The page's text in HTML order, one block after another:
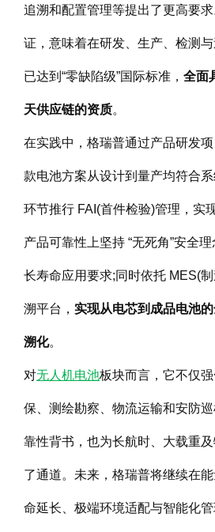
追溯和配置管理等提出了更高要
证，意味着在研发、生产、检测
已达到“零缺陷级”国际标准， 全面
天供应链的资质。
在实践中，格瑞普通过产品研发
款电池方案从设计到量产均符合
环节推行 FAI(首件检验)管理，实
产品可靠性上坚持 “无死角”安全
长寿命应用要求;同时依托 MES(
溯平台， 实现从电芯到成品电池
溯化。
对无人机电池板块而言，它不仅
保、测绘勘察、物流运输和安防
靠性背书，也为长航时、大载重
了通道。未来，格瑞普将继续在
命延长、极端环境适配与智能化管